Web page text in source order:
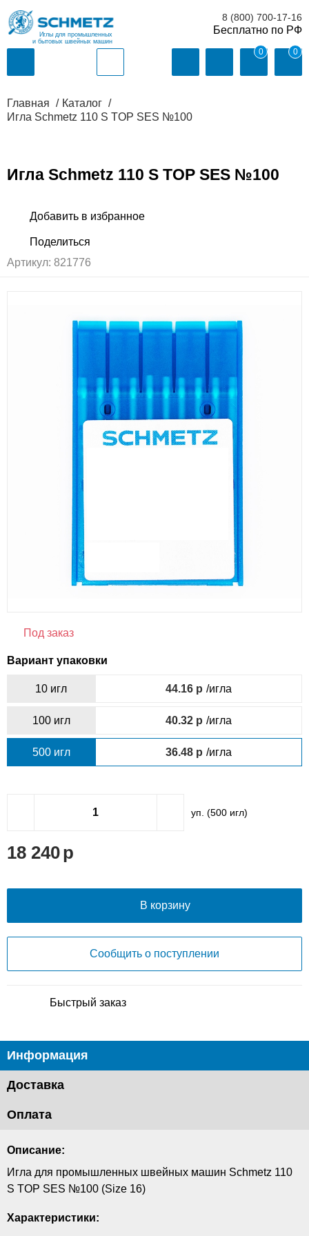
Иглы для промышленных
и бытовых швейных машин
8 (800) 700-17-16
0 0
Главная
Каталог
Игла Schmetz 110 S TOP SES №100
Игла Schmetz 110 S TOP SES №100
Артикул: 821776
Под заказ
Вариант упаковки
10 игл 44.16 /игла
100 игл 40.32 /игла
500 игл 36.48 /игла
уп. (500игл)
18 240
В корзину
Сообщить о поступлении
Быстрый заказ
Информация
Доставка
Оплата
Описание:
Игла для промышленных швейных машин Schmetz 110
S TOP SES №100 (Size 16)
Характеристики: